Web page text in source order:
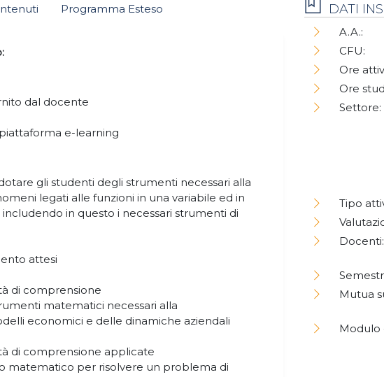
Programma Esteso
dal docente
e-learning
gli studenti degli strumenti necessari alla
legati alle funzioni in una variabile ed in
includendo in questo i necessari strumenti di
attesi
di comprensione
matematici necessari alla
economici e delle dinamiche aziendali
di comprensione applicate
matematico per risolvere un problema di
DATI
A.A.:
CFU:
Ore
Ore
Settore:
Tipo
Docenti:
Mutua
Modulo